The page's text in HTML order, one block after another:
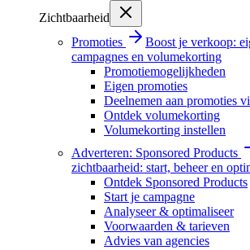
Zichtbaarheid
Promoties
Boost je verkoop:
campagnes en volumekorting
Promotiemogelijkheden
Eigen promoties
Deelnemen aan promoties
Ontdek volumekorting
Volumekorting instellen
Adverteren: Sponsored Products
zichtbaarheid: start, beheer en
Ontdek Sponsored Products
Start je campagne
Analyseer & optimaliseer
Voorwaarden & tarieven
Advies van agencies